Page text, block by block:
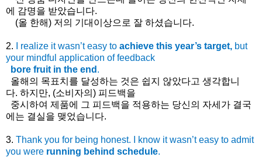
에 감명을 받았습니다.
(올 한해) 저의 기대이상으로 잘 하셨습니다.
2. I realize it wasn’t easy to achieve this year’s target, but
your mindful application of feedback
bore fruit in the end .
올해의 목표치를 달성하는 것은 쉽지 않았다고 생각합니
다. 하지만, (소비자의 ) 피드백을
중시하여 제품에 그 피드백을 적용하는 당신의 자세가 결국
에는 결실을 맺었습니다.
3. Thank you for being honest. I know it wasn’t easy to admit
you were running behind schedule.